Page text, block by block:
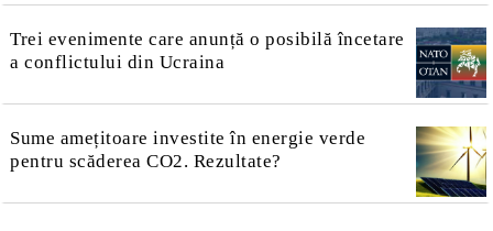
Trei evenimente care anunță o posibilă încetare
a conflictului din Ucraina
Sume amețitoare investite în energie verde
pentru scăderea CO2. Rezultate?